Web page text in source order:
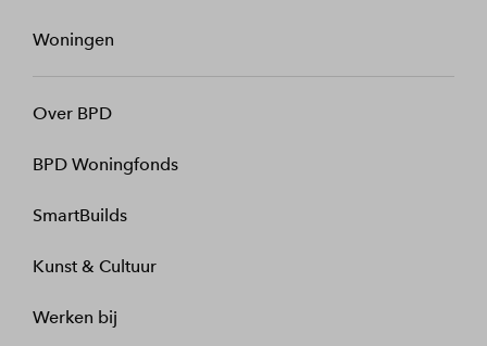
Woningen
Over BPD
BPD Woningfonds
SmartBuilds
Kunst & Cultuur
Werken bij